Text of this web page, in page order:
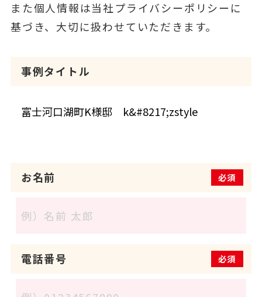
また個人情報は当社プライバシーポリシーに
基づき、大切に扱わせていただきます。
事例タイトル
お名前 必須
電話番号 必須